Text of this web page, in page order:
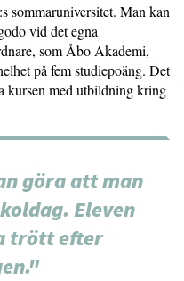
sommaruniversitet. Man kan
vid det egna
som Åbo Akademi,
på fem studiepoäng. Det
kursen med utbildning kring
göra att man
Eleven
trött efter